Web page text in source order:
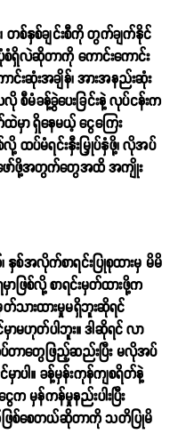
တစ်နှစ်ချင်းစီကို တွက်ချက်နိုင်
လဲဆိုတာကို ကောင်းကောင်း
းဆုံးအချိန်၊ အားအနည်းဆုံး
စီမံခန့်ခွဲပေးခြင်းနဲ့ လုပ်ငန်းက
မှာ ရှိနေမယ့် ငွေကြေး
ထပ်မံရင်းနှီးမြှုပ်နှံဖို့၊ လိုအပ်
ော်ဖို့အတွက်တွေအထိ အကျိုး
အလိုက်စာရင်းပြုစုထားမှ မိမိ
ဖြစ်လို့ စာရင်းမှတ်ထားဖို့က
ားထားမှုမရှိဘူးဆိုရင်
မဟုတ်ပါဘူး။ ဒါဆိုရင် လာ
ာတွေဖြည့်ဆည်းပြီး မလိုအပ်
ါ။ ခန့်မှန်းကုန်ကျစရိတ်နဲ့
မှန်ကန်မှုနည်းပါးပြီး
စ်စေတယ်ဆိုတာကို သတိပြုမိ